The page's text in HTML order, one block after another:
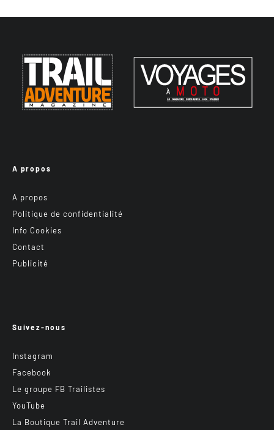
A propos
A propos
Politique de confidentialité
Info Cookies
Contact
Publicité
Suivez-nous
Instagram
Facebook
Le groupe FB Trailistes
YouTube
La Boutique Trail Adventure